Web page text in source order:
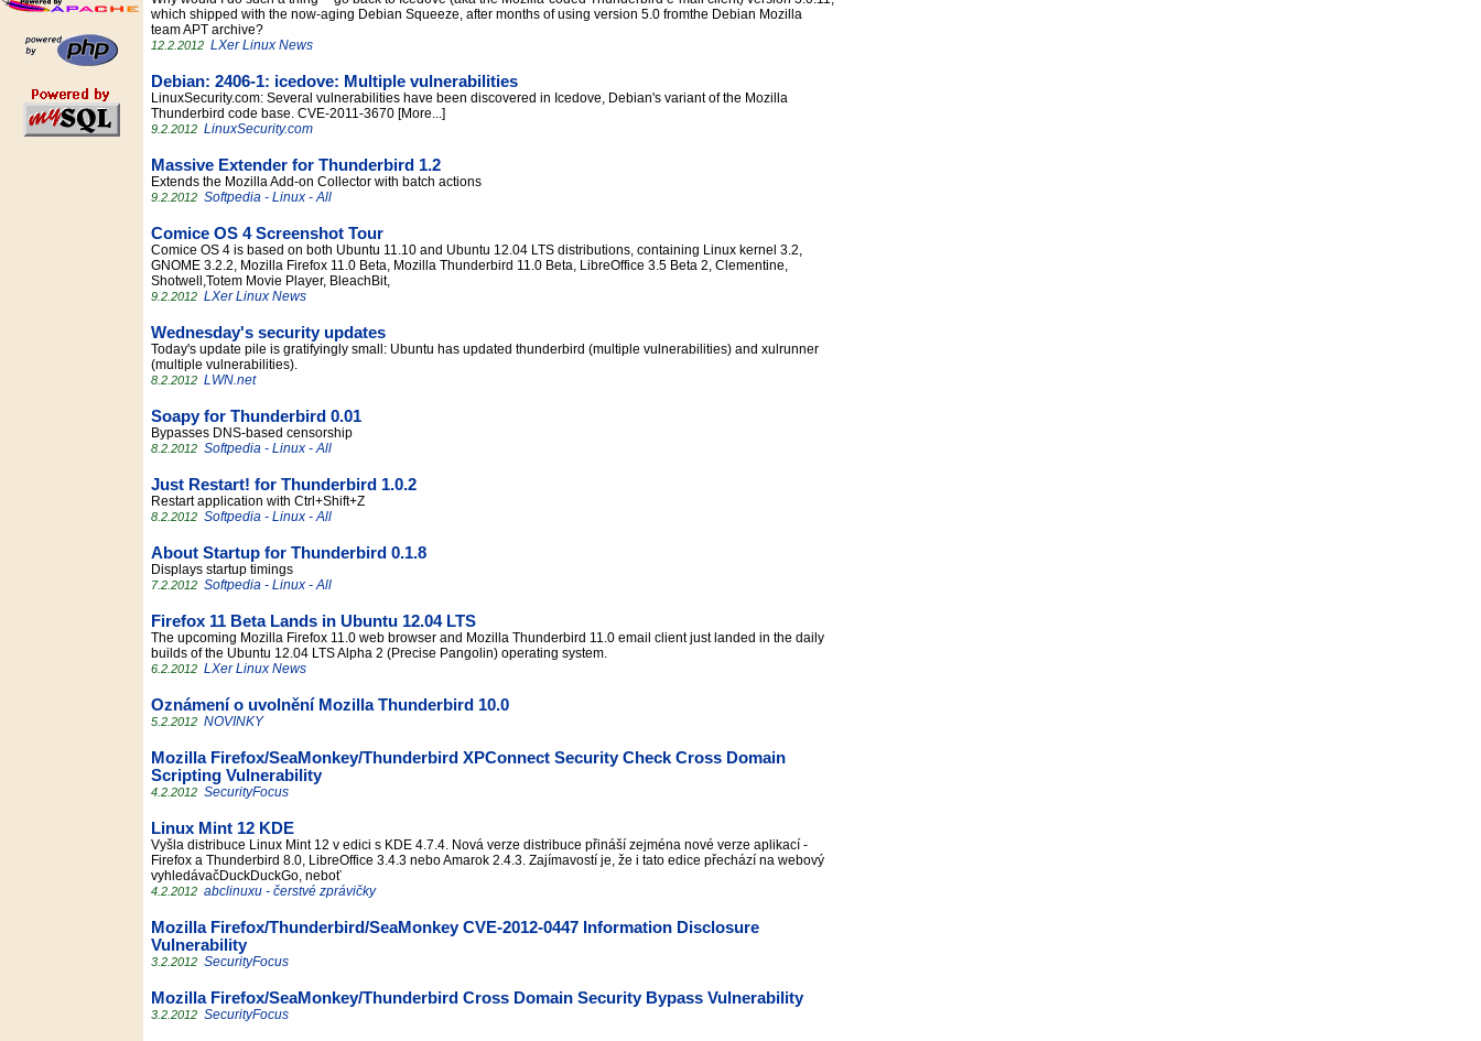
which shipped with the now-aging Debian Squeeze, after months of using version 5.0 fromthe Debian Mozilla
team APT archive?
12.2.2012 LXer Linux News
Debian: 2406-1: icedove: Multiple vulnerabilities
LinuxSecurity.com: Several vulnerabilities have been discovered in Icedove, Debian's variant of the Mozilla
Thunderbird code base. CVE-2011-3670 [More...]
9.2.2012 LinuxSecurity.com
Massive Extender for Thunderbird 1.2
Extends the Mozilla Add-on Collector with batch actions
9.2.2012 Softpedia - Linux - All
Comice OS 4 Screenshot Tour
Comice OS 4 is based on both Ubuntu 11.10 and Ubuntu 12.04 LTS distributions, containing Linux kernel 3.2,
GNOME 3.2.2, Mozilla Firefox 11.0 Beta, Mozilla Thunderbird 11.0 Beta, LibreOffice 3.5 Beta 2, Clementine,
Shotwell,Totem Movie Player, BleachBit,
9.2.2012 LXer Linux News
Wednesday's security updates
Today's update pile is gratifyingly small: Ubuntu has updated thunderbird (multiple vulnerabilities) and xulrunner
(multiple vulnerabilities).
8.2.2012 LWN.net
Soapy for Thunderbird 0.01
Bypasses DNS-based censorship
8.2.2012 Softpedia - Linux - All
Just Restart! for Thunderbird 1.0.2
Restart application with Ctrl+Shift+Z
8.2.2012 Softpedia - Linux - All
About Startup for Thunderbird 0.1.8
Displays startup timings
7.2.2012 Softpedia - Linux - All
Firefox 11 Beta Lands in Ubuntu 12.04 LTS
The upcoming Mozilla Firefox 11.0 web browser and Mozilla Thunderbird 11.0 email client just landed in the daily
builds of the Ubuntu 12.04 LTS Alpha 2 (Precise Pangolin) operating system.
6.2.2012 LXer Linux News
Oznámení o uvolnění Mozilla Thunderbird 10.0
5.2.2012 NOVINKY
Mozilla Firefox/SeaMonkey/Thunderbird XPConnect Security Check Cross Domain
Scripting Vulnerability
4.2.2012 SecurityFocus
Linux Mint 12 KDE
Vyšla distribuce Linux Mint 12 v edici s KDE 4.7.4. Nová verze distribuce přináší zejména nové verze aplikací -
Firefox a Thunderbird 8.0, LibreOffice 3.4.3 nebo Amarok 2.4.3. Zajímavostí je, že i tato edice přechází na webový
vyhledávačDuckDuckGo, neboť
4.2.2012 abclinuxu - čerstvé zprávičky
Mozilla Firefox/Thunderbird/SeaMonkey CVE-2012-0447 Information Disclosure
Vulnerability
3.2.2012 SecurityFocus
Mozilla Firefox/SeaMonkey/Thunderbird Cross Domain Security Bypass Vulnerability
3.2.2012 SecurityFocus